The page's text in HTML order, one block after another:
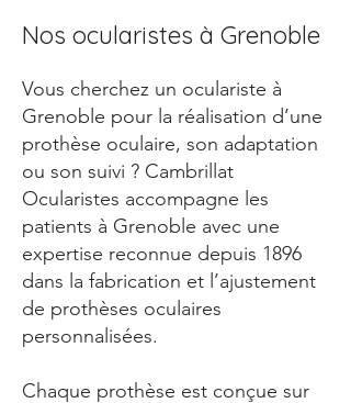
Nos ocularistes à Grenoble
Vous cherchez un oculariste à
Grenoble pour la réalisation d’une
prothèse oculaire, son adaptation
ou son suivi ? Cambrillat
Ocularistes accompagne les
patients à Grenoble avec une
expertise reconnue depuis 1896
dans la fabrication et l’ajustement
de prothèses oculaires
personnalisées.
Chaque prothèse est conçue sur